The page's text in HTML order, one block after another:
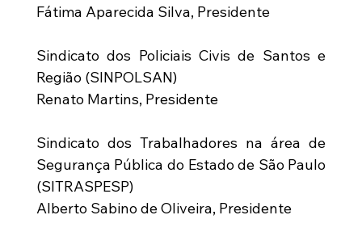
Fátima Aparecida Silva, Presidente
Sindicato dos Policiais Civis de Santos e
Região (SINPOLSAN)
Renato Martins, Presidente
Sindicato dos Trabalhadores na área de
Segurança Pública do Estado de São Paulo
(SITRASPESP)
Alberto Sabino de Oliveira, Presidente